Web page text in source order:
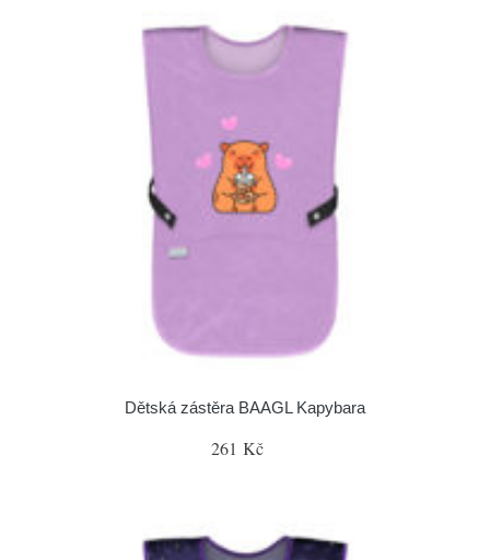
Dětská zástěra BAAGL Kapybara
261 Kč